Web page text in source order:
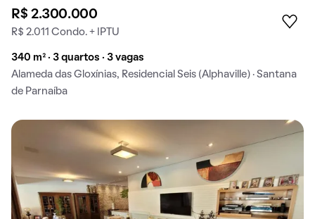
R$ 2.300.000
R$ 2.011 Condo. + IPTU
340 m² · 3 quartos · 3 vagas
Alameda das Gloxínias, Residencial Seis (Alphaville) · Santana
de Parnaíba